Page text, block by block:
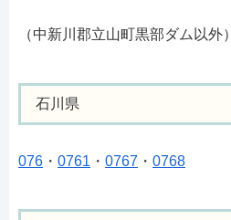
（中新川郡立山町黒部ダム以外）
石川県
076 ・ 0761 ・ 0767 ・ 0768